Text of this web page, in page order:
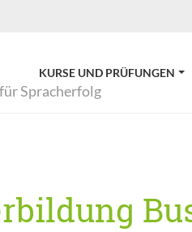
Spracherfolg
KURSE UND PRÜFUNGEN